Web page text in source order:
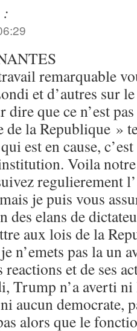
remarquable
et d’autres sur
dire que ce n’est
de la Republique »
est en cause,
Voila
regulierement
je puis vous
des elans de
aux lois de la
n’emets pas la un
reactions et de ses
Trump n’a averti
aucun democrate,
alors que le